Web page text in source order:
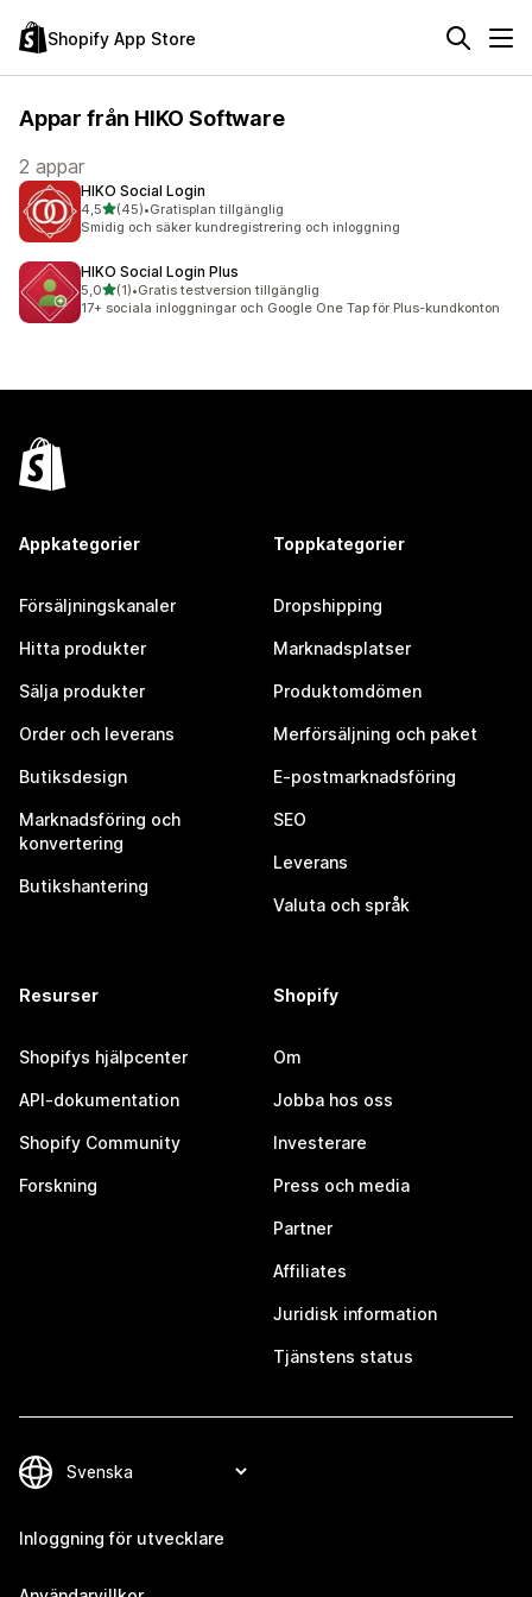
Shopify App Store
Appar från HIKO Software
2 appar
HIKO Social Login
4,5av 5 stjärnor
(45)
45 recensioner totalt
•Gratisplan tillgänglig
Smidig och säker kundregistrering och inloggning
HIKO Social Login Plus
5,0av 5 stjärnor
(1)
1 recensioner totalt
•Gratis testversion tillgänglig
17+ sociala inloggningar och Google One Tap för Plus-kundkonton
Appkategorier
Försäljningskanaler
Hitta produkter
Sälja produkter
Order och leverans
Butiksdesign
Marknadsföring och
konvertering
Butikshantering
Toppkategorier
Dropshipping
Marknadsplatser
Produktomdömen
Merförsäljning och paket
E-postmarknadsföring
SEO
Leverans
Valuta och språk
Resurser
Shopifys hjälpcenter
API-dokumentation
Shopify Community
Forskning
Shopify
Om
Jobba hos oss
Investerare
Press och media
Partner
Affiliates
Juridisk information
Tjänstens status
Inloggning för utvecklare